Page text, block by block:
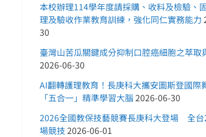
本校辦理114學年度請採購、收料及檢驗、
理及驗收作業教育訓練，強化同仁實務能力
30
臺灣山苦瓜關鍵成分抑制口腔癌細胞之萃取
2026-06-30
AI翻轉護理教育！長庚科大攜安圖斯登國際
「五合一」精準學習大腦 2026-06-30
2026全國教保技藝競賽長庚科大登場 全台
場競技 2026-06-01